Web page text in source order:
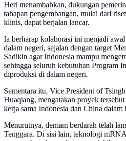
Heri menambahkan, dukungan
tahapan pengembangan, mulai dari
klinis, dapat berjalan lancar.
Ia berharap kolaborasi ini menjadi
dalam negeri, sejalan dengan target
Sadikin agar Indonesia mampu
sehingga seluruh kebutuhan Program
diproduksi di dalam negeri.
Sementara itu, Vice President of
Huaqiang, mengatakan proyek
kerja sama Indonesia dan China dalam
Menurutnya, demam berdarah telah
Tenggara. Di sisi lain, teknologi